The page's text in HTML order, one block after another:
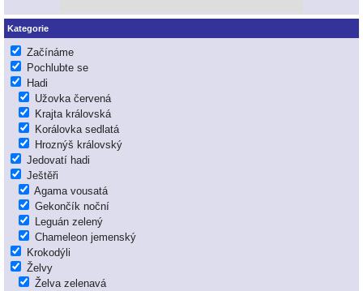
Kategorie
Začínáme
Pochlubte se
Hadi
Užovka červená
Krajta královská
Korálovka sedlatá
Hroznýš královský
Jedovatí hadi
Ještěři
Agama vousatá
Gekončík noční
Leguán zelený
Chameleon jemenský
Krokodýli
Želvy
Želva zelenavá